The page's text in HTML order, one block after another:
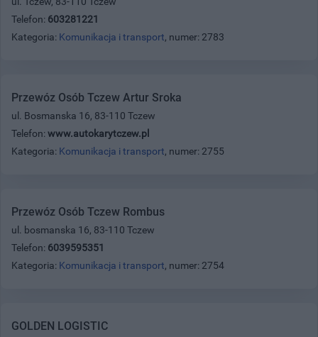
Telefon: 603281221
Kategoria: Komunikacja i transport, numer: 2783
Przewóz Osób Tczew Artur Sroka
ul. Bosmanska 16, 83-110 Tczew
Telefon: www.autokarytczew.pl
Kategoria: Komunikacja i transport, numer: 2755
Przewóz Osób Tczew Rombus
ul. bosmanska 16, 83-110 Tczew
Telefon: 6039595351
Kategoria: Komunikacja i transport, numer: 2754
GOLDEN LOGISTIC